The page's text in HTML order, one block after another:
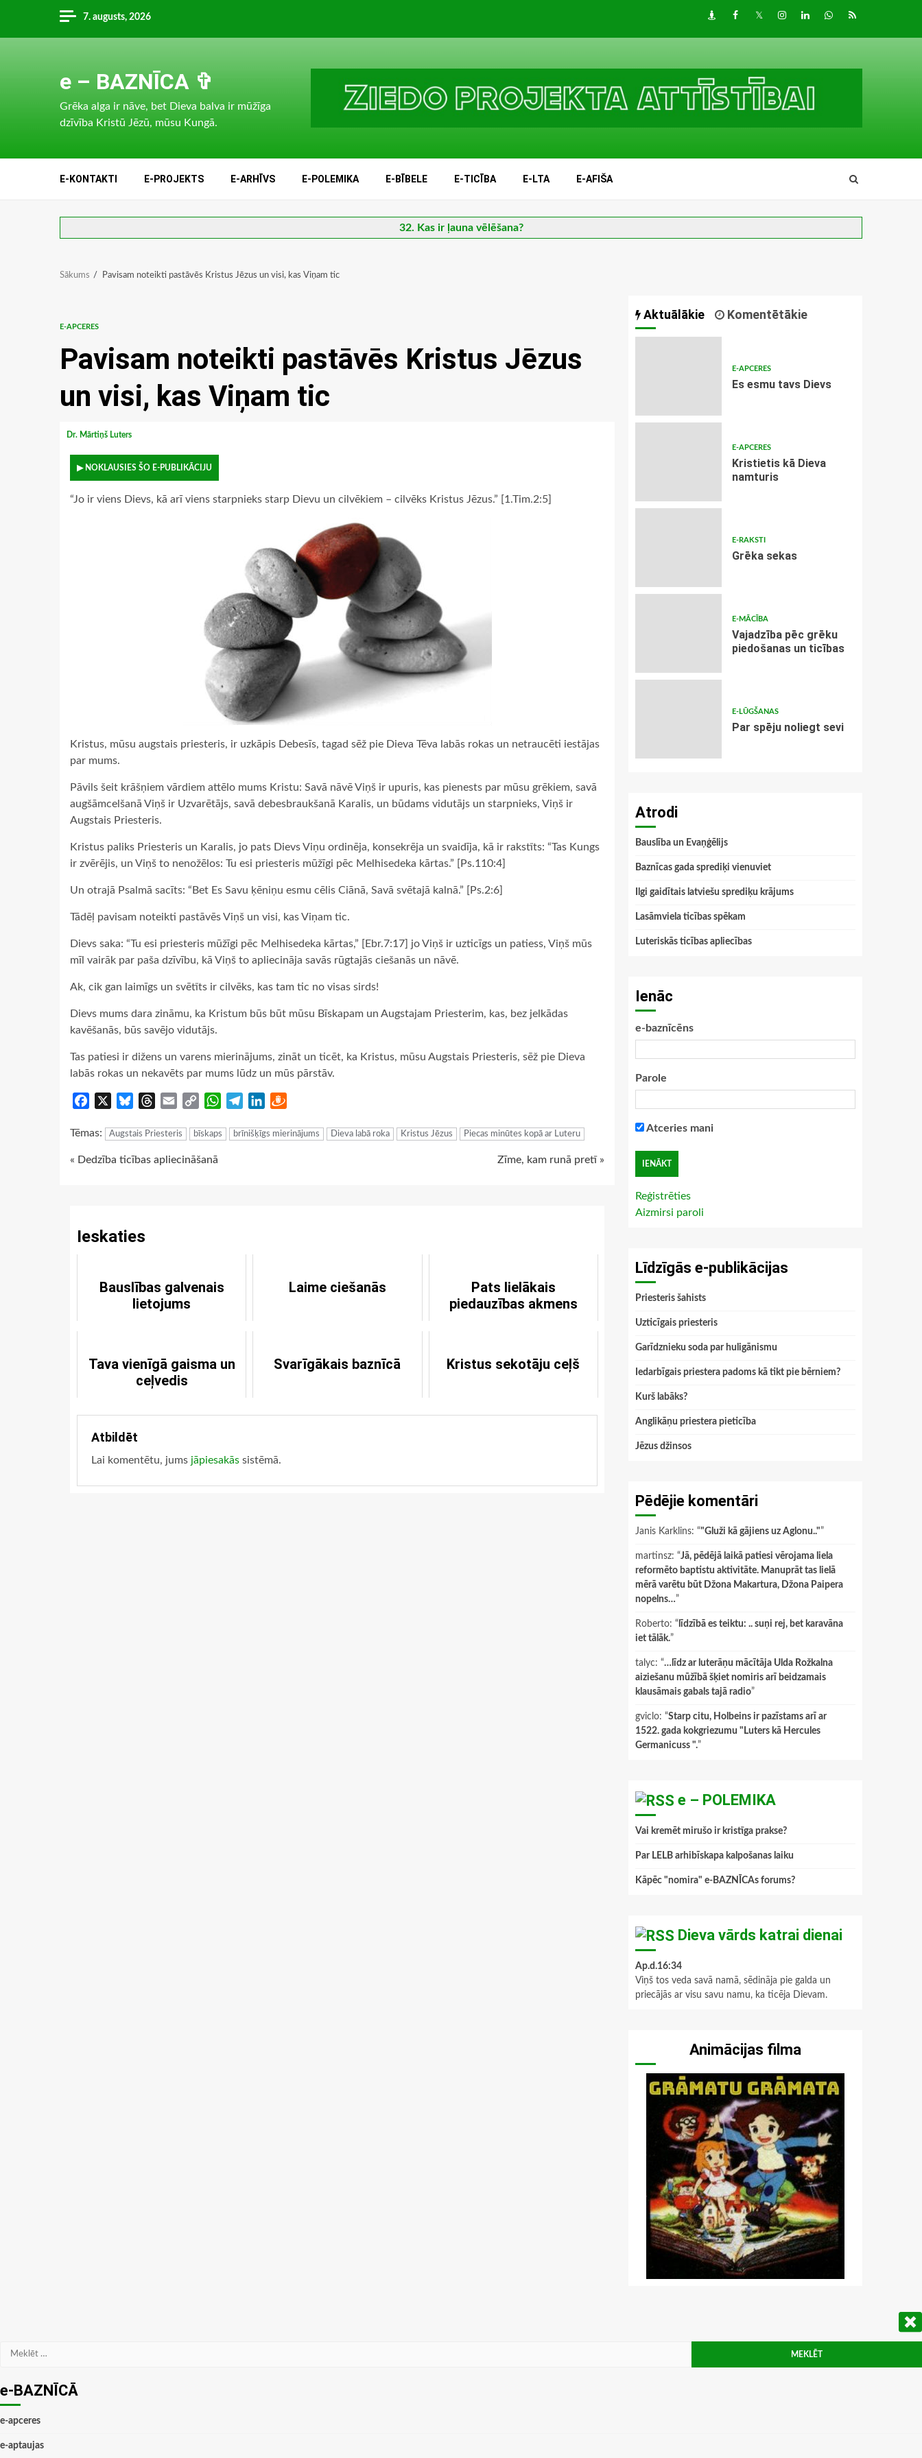
content
7. augusts, 2026 DraugiemFacebook
TwitterInstagram
LinkedInwhatsapp
RSS
e – BAZNĪCA ✞
Grēka alga ir nāve, bet Dieva balva ir mūžīga
dzīvība Kristū Jēzū, mūsu Kungā.
E-KONTAKTI E-PROJEKTS E-ARHĪVS E-POLEMIKA E-BĪBELE E-TICĪBA E-LTA E-AFIŠA
32. Kas ir ļauna vēlēšana?
Sākums Pavisam noteikti pastāvēs Kristus Jēzus un visi, kas Viņam tic
E-APCERES
Pavisam noteikti pastāvēs Kristus Jēzus
un visi, kas Viņam tic
Dr. Mārtiņš Luters
▶ NOKLAUSIES ŠO E-PUBLIKĀCIJU
“Jo ir viens Dievs, kā arī viens starpnieks starp Dievu un cilvēkiem – cilvēks Kristus Jēzus.” [1.Tim.2:5]
Kristus, mūsu augstais priesteris, ir uzkāpis Debesīs, tagad sēž pie Dieva Tēva labās rokas un netraucēti iestājas
par mums.
Pāvils šeit krāšņiem vārdiem attēlo mums Kristu: Savā nāvē Viņš ir upuris, kas pienests par mūsu grēkiem, savā
augšāmcelšanā Viņš ir Uzvarētājs, savā debesbraukšanā Karalis, un būdams vidutājs un starpnieks, Viņš ir
Augstais Priesteris.
Kristus paliks Priesteris un Karalis, jo pats Dievs Viņu ordinēja, konsekrēja un svaidīja, kā ir rakstīts: “Tas Kungs
ir zvērējis, un Viņš to nenožēlos: Tu esi priesteris mūžīgi pēc Melhisedeka kārtas.” [Ps.110:4]
Un otrajā Psalmā sacīts: “Bet Es Savu ķēniņu esmu cēlis Ciānā, Savā svētajā kalnā.” [Ps.2:6]
Tādēļ pavisam noteikti pastāvēs Viņš un visi, kas Viņam tic.
Dievs saka: “Tu esi priesteris mūžīgi pēc Melhisedeka kārtas,” [Ebr.7:17] jo Viņš ir uzticīgs un patiess, Viņš mūs
mīl vairāk par paša dzīvību, kā Viņš to apliecināja savās rūgtajās ciešanās un nāvē.
Ak, cik gan laimīgs un svētīts ir cilvēks, kas tam tic no visas sirds!
Dievs mums dara zināmu, ka Kristum būs būt mūsu Bīskapam un Augstajam Priesterim, kas, bez jelkādas
kavēšanās, būs savējo vidutājs.
Tas patiesi ir dižens un varens mierinājums, zināt un ticēt, ka Kristus, mūsu Augstais Priesteris, sēž pie Dieva
labās rokas un nekavēts par mums lūdz un mūs pārstāv.
Facebook BlueskyThreads
Email
Copy
WhatsApp
TelegramLinkedIn
Tēmas: Augstais Priesteris bīskaps brīnišķīgs mierinājums Dieva labā roka Kristus Jēzus Piecas minūtes kopā ar Luteru
Continue
« Dedzība ticības apliecināšanā Zīme, kam runā pretī »
Ieskaties
Bauslības galvenais
lietojums
Laime ciešanās
Pats lielākais
piedauzības akmens
Tava vienīgā gaisma un
ceļvedis
Svarīgākais baznīcā Kristus sekotāju ceļš
Atbildēt
Lai komentētu, jums jāpiesakās sistēmā.
Aktuālākie Komentētākie
E-APCERES
Es esmu tavs Dievs
E-APCERES
Kristietis kā Dieva
namturis
E-RAKSTI
Grēka sekas
E-MĀCĪBA
Vajadzība pēc grēku
piedošanas un ticības
E-LŪGŠANAS
Par spēju noliegt sevi
Atrodi
Bauslība un Evaņģēlijs
Baznīcas gada sprediķi vienuviet
Ilgi gaidītais latviešu sprediķu krājums
Lasāmviela ticības spēkam
Luteriskās ticības apliecības
Ienāc
e-baznīcēns
Parole
Atceries mani
Reģistrēties
Aizmirsi paroli
Līdzīgās e-publikācijas
Priesteris šahists
Uzticīgais priesteris
Garīdznieku soda par huligānismu
Iedarbīgais priestera padoms kā tikt pie bērniem?
Kurš labāks?
Anglikāņu priestera pieticība
Jēzus džinsos
Pēdējie komentāri
Janis Karklins: “"Gluži kā gājiens uz Aglonu.."”
martinsz: “Jā, pēdējā laikā patiesi vērojama liela
reformēto baptistu aktivitāte. Manuprāt tas lielā
mērā varētu būt Džona Makartura, Džona Paipera
nopelns…”
Roberto: “ līdzībā es teiktu: .. suņi rej, bet karavāna
iet tālāk.”
talyc: “…līdz ar luterāņu mācītāja Ulda Rožkalna
aiziešanu mūžībā šķiet nomiris arī beidzamais
klausāmais gabals tajā radio”
gviclo: “Starp citu, Holbeins ir pazīstams arī ar
1522. gada kokgriezumu "Luters kā Hercules
Germanicuss ".”
e – POLEMIKA
Vai kremēt mirušo ir kristīga prakse?
Par LELB arhibīskapa kalpošanas laiku
Kāpēc "nomira" e-BAZNĪCAs forums?
Dieva vārds katrai dienai
Ap.d.16:34
Viņš tos veda savā namā, sēdināja pie galda un
priecājās ar visu savu namu, ka ticēja Dievam.
Animācijas filma
Meklēt:
e-BAZNĪCĀ
e-apceres
e-aptaujas